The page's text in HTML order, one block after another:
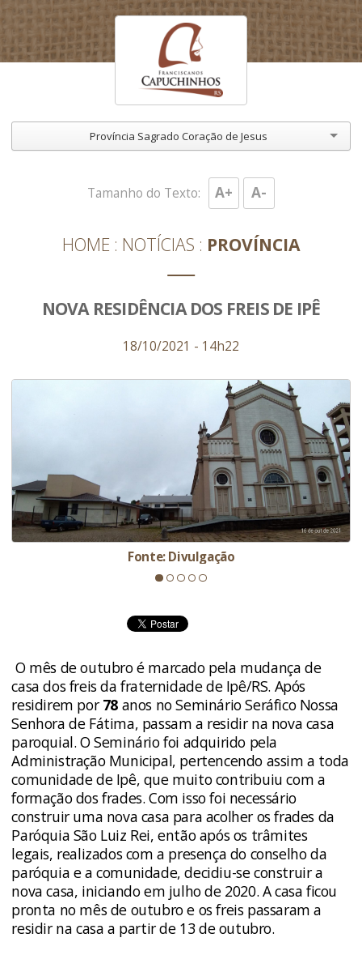
Província Sagrado Coração de Jesus
HOME NOTÍCIAS PROVÍNCIA
Tamanho do Texto: A+ A-
NOVA RESIDÊNCIA DOS FREIS DE IPÊ
18/10/2021 - 14h22
Fonte: Divulgação
O mês de outubro é marcado pela mudança de
casa dos freis da fraternidade de Ipê/RS. Após
residirem por78 anos no Seminário Seráfico Nossa
Senhora de Fátima, passam a residir na nova casa
paroquial. O Seminário foi adquirido pela
Administração Municipal, pertencendo assim a toda
comunidade de Ipê, que muito contribuiu com a
formação dos frades. Com isso foi necessário
construir uma nova casa para acolher os frades da
Paróquia São Luiz Rei, então após os trâmites
legais, realizados com a presença do conselho da
paróquia e a comunidade, decidiu-se construir a
nova casa, iniciando em julho de 2020. A casa ficou
pronta no mês de outubro e os freis passaram a
residir na casa a partir de 13 de outubro.